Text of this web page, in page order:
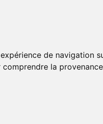
de navigation
la